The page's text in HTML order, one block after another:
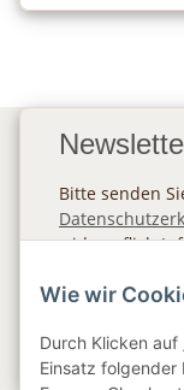
Bitte senden
widerruflich
Newsletter
Wie wir
Durch Klicken auf
Einsatz folgender